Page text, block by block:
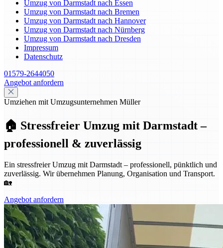
Umzug von Darmstadt nach Essen
Umzug von Darmstadt nach Bremen
Umzug von Darmstadt nach Hannover
Umzug von Darmstadt nach Nürnberg
Umzug von Darmstadt nach Dresden
Impressum
Datenschutz
01579-2644050
Angebot anfordern
Umziehen mit Umzugsunternehmen Müller
🏠 Stressfreier Umzug mit Darmstadt –
professionell & zuverlässig
Ein stressfreier Umzug mit Darmstadt – professionell, pünktlich und
zuverlässig. Wir übernehmen Planung, Organisation und Transport.
🏡
Angebot anfordern